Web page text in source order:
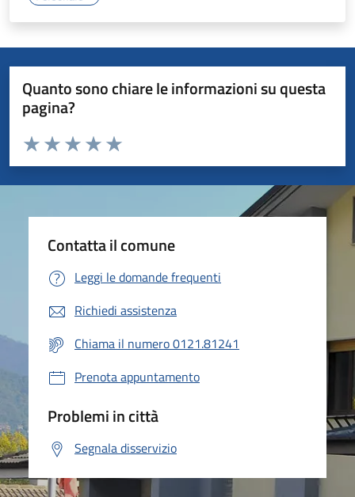
Quanto sono chiare le informazioni su questa
pagina?
Valuta da 1 a 5 stelle la pagina
Valuta 5 stelle su 5
Valuta 4 stelle su 5
Valuta 3 stelle su 5
Valuta 2 stelle su 5
Valuta 1 stelle su 5
Contatta il comune
Leggi le domande frequenti
Richiedi assistenza
Chiama il numero 0121.81241
Prenota appuntamento
Problemi in città
Segnala disservizio